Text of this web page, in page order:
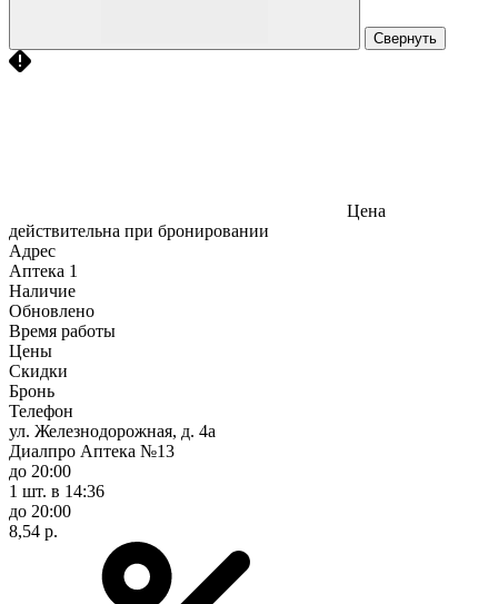
Свернуть
Цена
действительна при бронировании
Адрес
Аптека 1
Наличие
Обновлено
Время работы
Цены
Скидки
Бронь
Телефон
ул. Железнодорожная, д. 4а
Диалпро Аптека №13
до 20:00
1 шт. в 14:36
до 20:00
8,54 р.